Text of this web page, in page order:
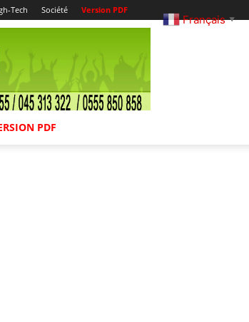
Tech Société Version PDF
PDF
Français ▼